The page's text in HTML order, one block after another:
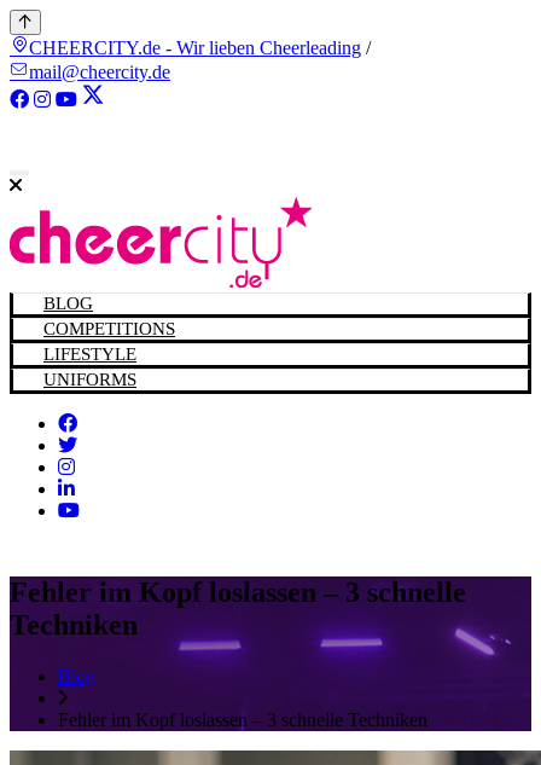
CHEERCITY.de - Wir lieben Cheerleading /
mail@cheercity.de
BLOG
COMPETITIONS
LIFESTYLE
UNIFORMS
Fehler im Kopf loslassen – 3 schnelle
Techniken
Blog
Fehler im Kopf loslassen – 3 schnelle Techniken